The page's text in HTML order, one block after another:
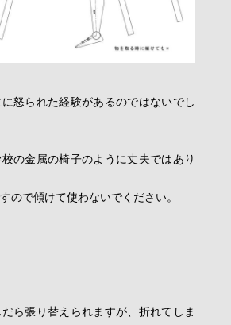
怒られた経験があるのではないでし
の金属の椅子のように丈夫ではあり
ので傾けて使わないでください。
ら張り替えられますが、折れてしま